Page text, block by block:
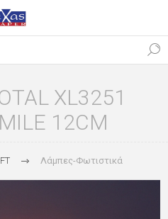
XL3251
12CM
Λάμπες-Φωτιστικά